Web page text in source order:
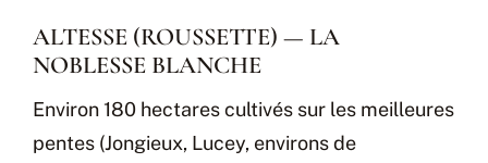
ALTESSE (ROUSSETTE) — LA
NOBLESSE BLANCHE
Environ 180 hectares cultivés sur les meilleures
pentes (Jongieux, Lucey, environs de